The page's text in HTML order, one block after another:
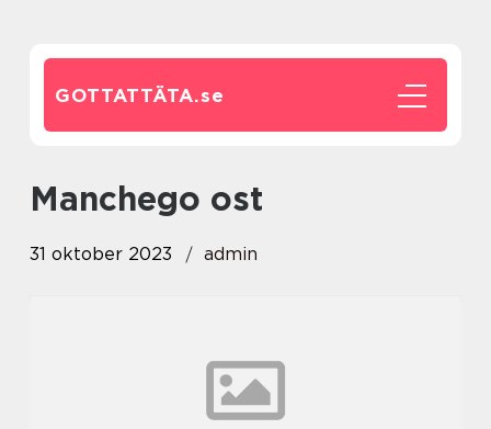
GOTTATTÄTA.se
manchego ost
31 oktober 2023 admin